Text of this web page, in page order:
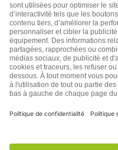
TSA Publications
adresse de
téléphone afin de
renseignements.
l’exécution des
plus sur vos droits
politique